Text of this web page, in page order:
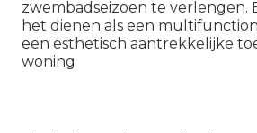
zwembadseizoen te verlengen.
het dienen als een
een esthetisch aantrekkelijke
woning